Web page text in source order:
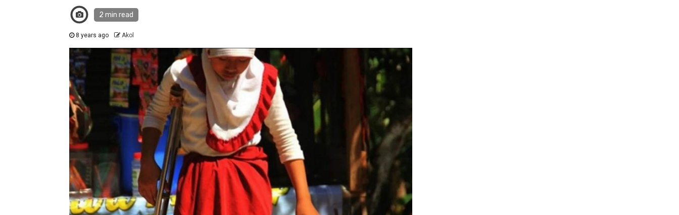
2 min read
8 years ago Akol